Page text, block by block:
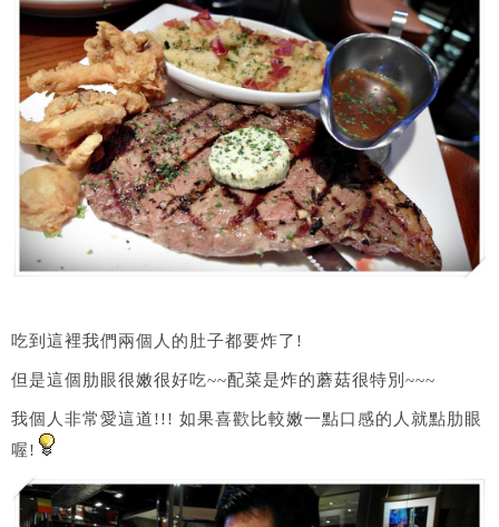
吃到這裡我們兩個人的肚子都要炸了!
但是這個肋眼很嫩很好吃~~配菜是炸的蘑菇很特別~~~
我個人非常愛這道!!! 如果喜歡比較嫩一點口感的人就點肋眼
喔!